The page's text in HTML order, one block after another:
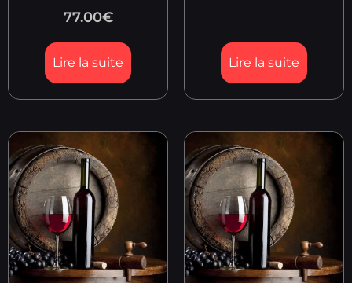
77.00€
Lire la suite Lire la suite